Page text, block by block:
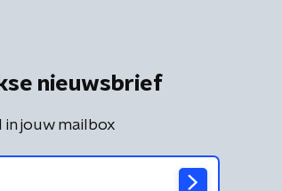
nieuwsbrief
in jouw mailbox